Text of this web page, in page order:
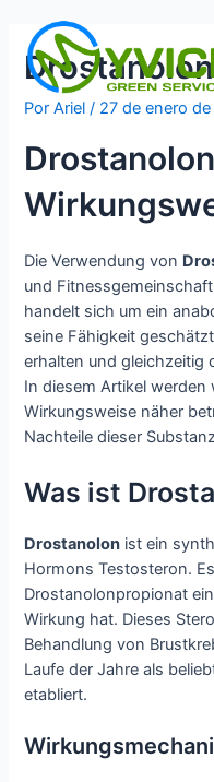
contenido
PorAriel/ 27 de enero
Drostanolon
Die Verwendung von
und
handelt sich um ein
seine Fähigkeit
erhalten und gleichzeitig
In diesem Artikel werden
Wirkungsweise näher
Nachteile dieser
Was ist
Drostanolon ist ein
Hormons Testosteron.
Drostanolonpropionat
Wirkung hat. Dieses
Behandlung von
Laufe der Jahre als
etabliert.